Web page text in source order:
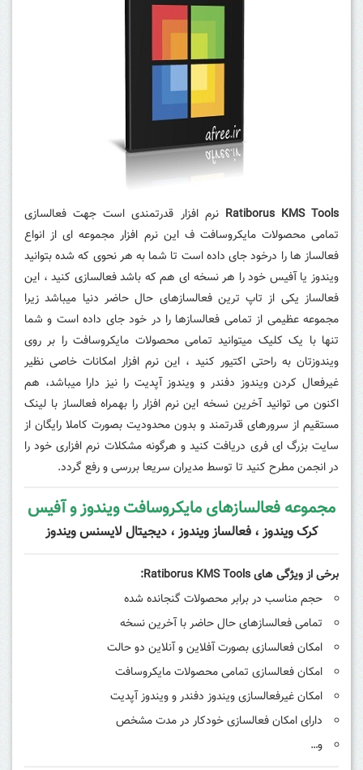
Ratiborus KMS Tools نرم افزار قدرتمندی است جهت فعالسازی
تمامی محصولات مایکروسافت ف این نرم افزار مجموعه ای از انواع
فعالساز ها را درخود جای داده است تا شما به هر نحوی که شده بتوانید
ویندوز یا آفیس خود را هر نسخه ای هم که باشد فعالسازی کنید ، این
فعالساز یکی از تاپ ترین فعالسازهای حال حاضر دنیا میباشد زیرا
مجموعه عظیمی از تمامی فعالسازها را در خود جای داده است و شما
تنها با یک کلیک میتوانید تمامی محصولات مایکروسافت را بر روی
ویندوزتان به راحتی اکتیور کنید ، این نرم افزار امکانات خاصی نظیر
غیرفعال کردن ویندوز دفندر و ویندوز آپدیت را نیز دارا میباشد، هم
اکنون می توانید آخرین نسخه این نرم افزار را بهمراه فعالساز با لینک
مستقیم از سرورهای قدرتمند و بدون محدودیت بصورت کاملا رایگان از
سایت بزرگ ای فری دریافت کنید و هرگونه مشکلات نرم افزاری خود را
در انجمن مطرح کنید تا توسط مدیران سریعا بررسی و رفع گردد.
مجموعه فعالسازهای مایکروسافت ویندوز و آفیس
کرک ویندوز ، فعالساز ویندوز ، دیجیتال لایسنس ویندوز
برخی از ویژگی های Ratiborus KMS Tools:
حجم مناسب در برابر محصولات گنجانده شده
تمامی فعالسازهای حال حاضر با آخرین نسخه
امکان فعالسازی بصورت آفلاین و آنلاین دو حالت
امکان فعالسازی تمامی محصولات مایکروسافت
امکان غیرفعالسازی ویندوز دفندر و ویندوز آپدیت
دارای امکان فعالسازی خودکار در مدت مشخص
و…